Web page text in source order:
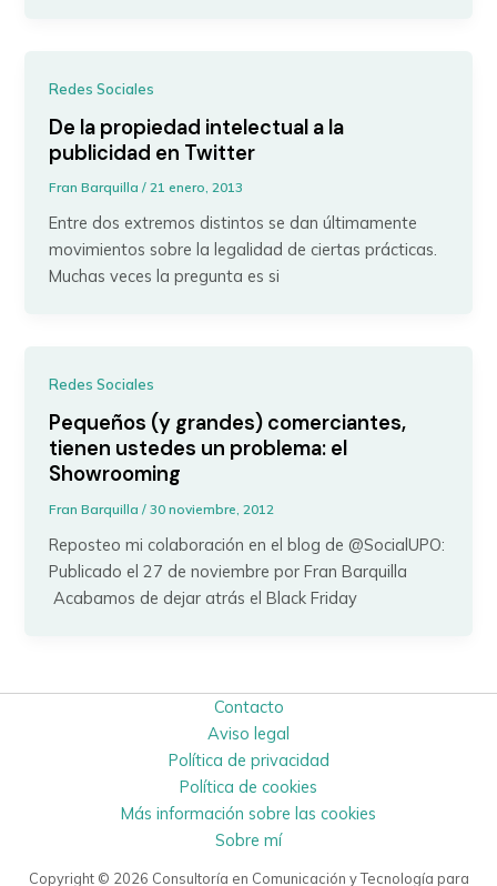
Redes Sociales
De la propiedad intelectual a la
publicidad en Twitter
Fran Barquilla/21 enero, 2013
Entre dos extremos distintos se dan últimamente
movimientos sobre la legalidad de ciertas prácticas.
Muchas veces la pregunta es si
Redes Sociales
Pequeños (y grandes) comerciantes,
tienen ustedes un problema: el
Showrooming
Fran Barquilla/30 noviembre, 2012
Reposteo mi colaboración en el blog de @SocialUPO:
Publicado el 27 de noviembre por Fran Barquilla
Acabamos de dejar atrás el Black Friday
Contacto
Aviso legal
Política de privacidad
Política de cookies
Más información sobre las cookies
Sobre mí
Copyright © 2026 Consultoría en Comunicación y Tecnología para